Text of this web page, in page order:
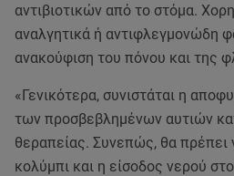
αντιβιοτικών από το στόμα.
αναλγητικά ή αντιφλεγμονώδη
ανακούφιση του πόνου και της
«Γενικότερα, συνιστάται η
των προσβεβλημένων αυτιών
θεραπείας. Συνεπώς, θα πρέπει
κολύμπι και η είσοδος νερού